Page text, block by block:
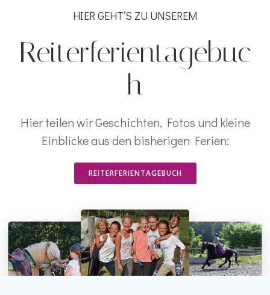
HIER GEHT’S ZU UNSEREM
Reiterferientagebuc
h
Hier teilen wir Geschichten, Fotos und kleine
Einblicke aus den bisherigen Ferien:
REITERFERIENTAGEBUCH